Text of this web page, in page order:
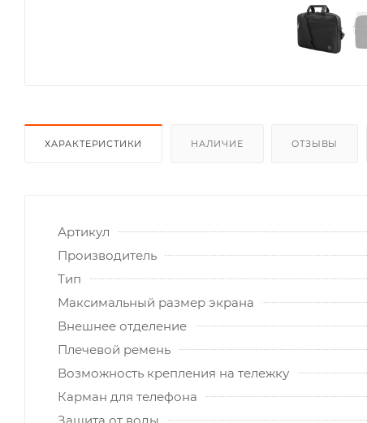
ХАРАКТЕРИСТИКИ НАЛИЧИЕ ОТЗЫВЫ
Артикул
Производитель
Тип
Максимальный размер экрана
Внешнее отделение
Плечевой ремень
Возможность крепления на тележку
Карман для телефона